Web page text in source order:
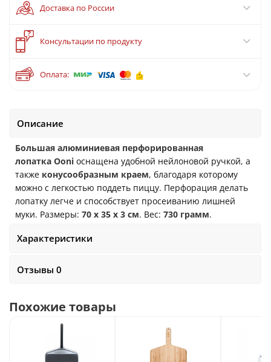
?
Консультации по продукту
Доставка по России
Оплата:
Описание
Большая алюминиевая перфорированная
лопатка Ooni оснащена удобной нейлоновой ручкой, а
также конусообразным краем, благодаря которому
можно с легкостью поддеть пиццу. Перфорация делать
лопатку легче и способствует просеиванию лишней
муки. Размеры: 70 x 35 x 3 см. Вес: 730 грамм.
Характеристики
Отзывы 0
Похожие товары